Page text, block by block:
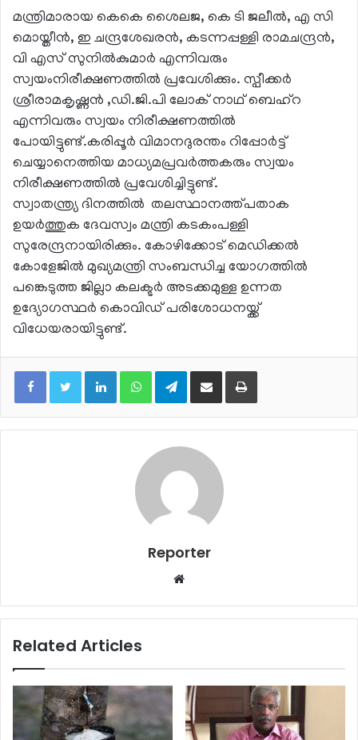
മന്ത്രിമാരായ കെകെ ശൈലജ, കെ ടി ജലീല്‍, എ സി
മൊയ്തീൻ, ഇ ചന്ദ്രശേഖരന്‍, കടന്നപ്പള്ളി രാമചന്ദ്രന്‍,
വി എസ് സുനില്‍കുമാര്‍ എന്നിവരും
സ്വയംനിരീക്ഷണത്തില്‍ പ്രവേശിക്കും. സ്പീക്കർ
ശ്രീരാമകൃഷ്ണൻ ,ഡി.ജി.പി ലോക് നാഥ് ബെഹ്റ
എന്നിവരും സ്വയം നിരീക്ഷണത്തിൽ
പോയിട്ടുണ്ട്.കരിപ്പൂര്‍ വിമാനദുരന്തം റിപ്പോര്‍ട്ട്
ചെയ്യാനെത്തിയ മാധ്യമപ്രവര്‍ത്തകരും സ്വയം
നിരീക്ഷണത്തില്‍ പ്രവേശിച്ചിട്ടുണ്ട്.
സ്വാതന്ത്ര്യ ദിനത്തില്‍ തലസ്ഥാനത്ത്പതാക
ഉയര്‍ത്തുക ദേവസ്വം മന്ത്രി കടകംപള്ളി
സുരേന്ദ്രനായിരിക്കും. കോഴിക്കോട് മെഡിക്കൽ
കോളേജിൽ മുഖ്യമന്ത്രി സംബന്ധിച്ച യോഗത്തിൽ
പങ്കെടുത്ത ജില്ലാ കലക്ടർ അടക്കമുള്ള ഉന്നത
ഉദ്യോഗസ്ഥർ കൊവിഡ് പരിശോധനയ്ക്ക്
വിധേയരായിട്ടുണ്ട്.
LinkedInWhatsAppTelegramShare via Email Print
Reporter
Website
Related Articles